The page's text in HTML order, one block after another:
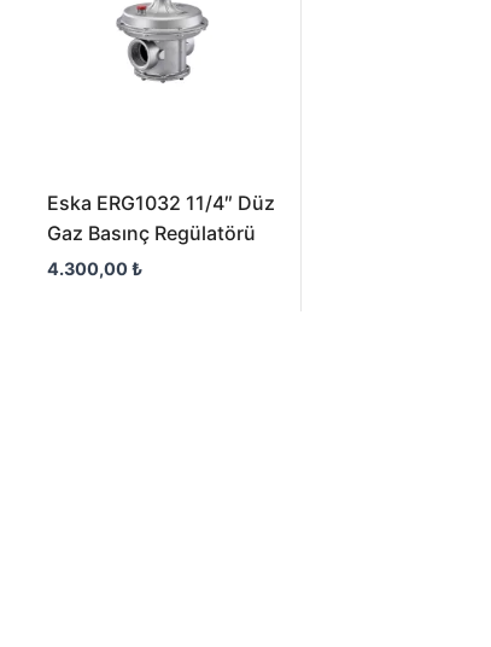
Eska ERG1032 11/4″ Düz
Gaz Basınç Regülatörü
4.300,00₺